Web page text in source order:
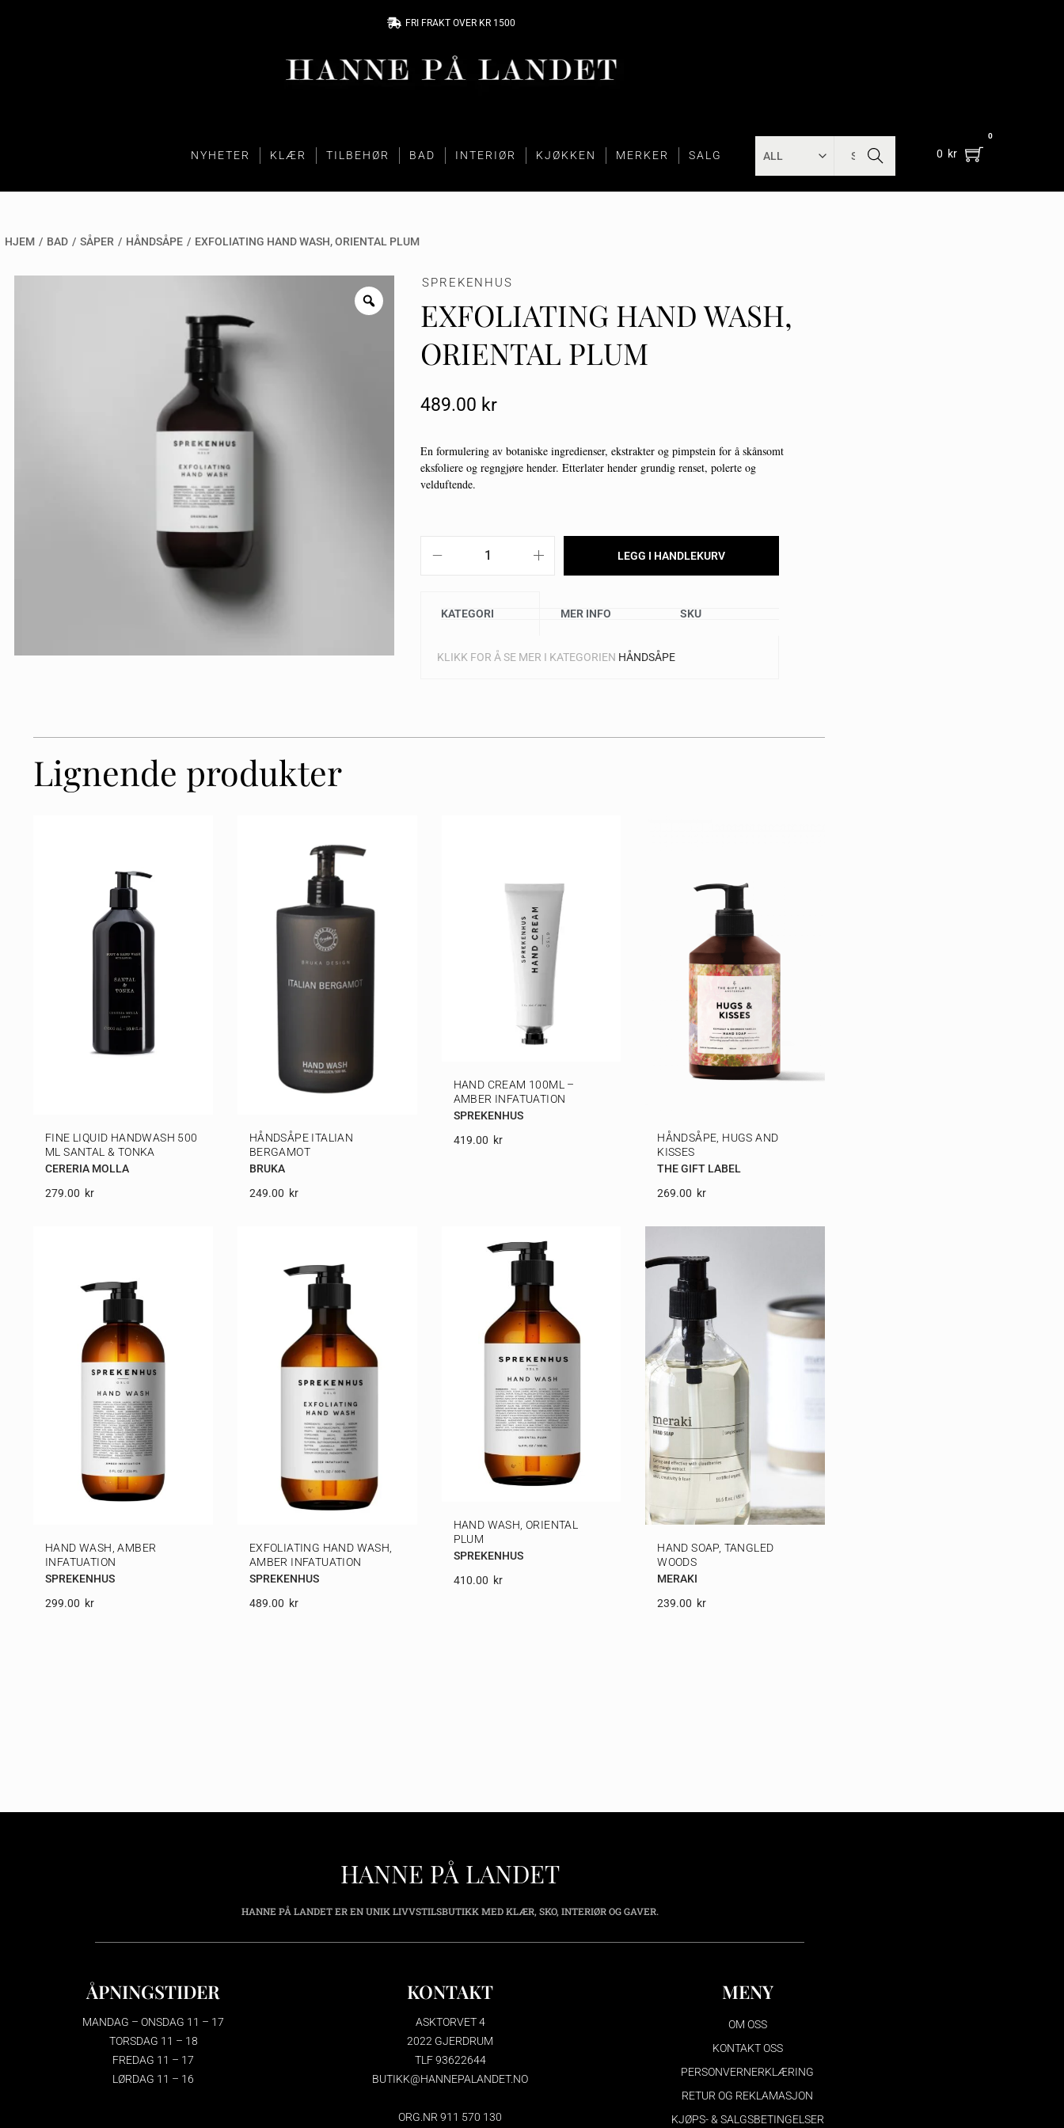
FRI FRAKT OVER KR 1500
NYHETER KLÆR TILBEHØR BAD INTERIØR KJØKKEN MERKER SALG
SEARC
H
0 kr
0
HJEM / BAD / SÅPER / HÅNDSÅPE / EXFOLIATING HAND WASH, ORIENTAL PLUM
SPREKENHUS
EXFOLIATING HAND WASH,
ORIENTAL PLUM
489.00 Kr
En formulering av botaniske ingredienser, ekstrakter og pimpstein for å skånsomt
eksfoliere og regngjøre hender. Etterlater hender grundig renset, polerte og
velduftende.
LEGG I HANDLEKURV
KATEGORI MER INFO SKU
KLIKK FOR Å SE MER I KATEGORIEN HÅNDSÅPE
Lignende produkter
FINE LIQUID HANDWASH 500
ML SANTAL & TONKA
CERERIA MOLLA
279.00 Kr
HÅNDSÅPE ITALIAN
BERGAMOT
BRUKA
249.00 Kr
HAND CREAM 100ML –
AMBER INFATUATION
SPREKENHUS
419.00 Kr
HÅNDSÅPE, HUGS AND
KISSES
THE GIFT LABEL
269.00 Kr
HAND WASH, AMBER
INFATUATION
SPREKENHUS
299.00 Kr
EXFOLIATING HAND WASH,
AMBER INFATUATION
SPREKENHUS
489.00 Kr
HAND WASH, ORIENTAL
PLUM
SPREKENHUS
410.00 Kr
HAND SOAP, TANGLED
WOODS
MERAKI
239.00 Kr
HANNE PÅ LANDET
HANNE PÅ LANDET ER EN UNIK LIVVSTILSBUTIKK MED KLÆR, SKO, INTERIØR OG GAVER.
ÅPNINGSTIDER
MANDAG – ONSDAG 11 – 17
TORSDAG 11 – 18
FREDAG 11 – 17
LØRDAG 11 – 16
KONTAKT
ASKTORVET 4
2022 GJERDRUM
TLF 93622644
BUTIKK@HANNEPALANDET.NO
ORG.NR 911 570 130
MENY
OM OSS
KONTAKT OSS
PERSONVERNERKLÆRING
RETUR OG REKLAMASJON
KJØPS- & SALGSBETINGELSER